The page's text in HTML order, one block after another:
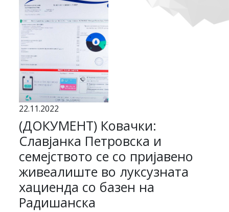
22.11.2022
(ДОКУМЕНТ) Ковачки:
Славјанка Петровска и
семејството се со пријавено
живеалиште во луксузната
хациенда со базен на
Радишанска